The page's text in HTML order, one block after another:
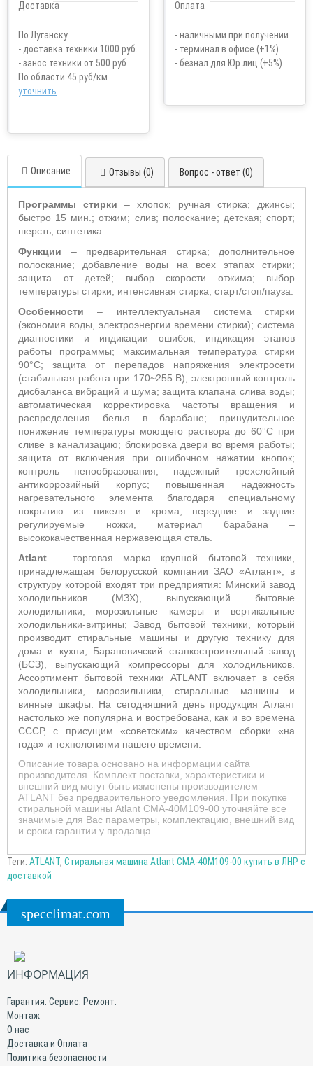
По Луганску
- доставка техники 1000 руб.
- занос техники от 500 руб
По области 45 руб/км
уточнить
- наличными при получении
- терминал в офисе (+1%)
- безнал для Юр.лиц (+5%)
Описание Отзывы (0) Вопрос - ответ (0)
Программы стирки – хлопок; ручная стирка; джинсы;
быстро 15 мин.; отжим; слив; полоскание; детская; спорт;
шерсть; синтетика.
Функции – предварительная стирка; дополнительное
полоскание; добавление воды на всех этапах стирки;
защита от детей; выбор скорости отжима; выбор
температуры стирки; интенсивная стирка; старт/стоп/пауза.
Особенности– интеллектуальная система стирки
(экономия воды, электроэнергии времени стирки); система
диагностики и индикации ошибок; индикация этапов
работы программы; максимальная температура стирки
90°С; защита от перепадов напряжения электросети
(стабильная работа при 170~255 В); электронный контроль
дисбаланса вибраций и шума; защита клапана слива воды;
автоматическая корректировка частоты вращения и
распределения белья в барабане; принудительное
понижение температуры моющего раствора до 60°С при
сливе в канализацию; блокировка двери во время работы;
защита от включения при ошибочном нажатии кнопок;
контроль пенообразования; надежный трехслойный
антикоррозийный корпус; повышенная надежность
нагревательного элемента благодаря специальному
покрытию из никеля и хрома; передние и задние
регулируемые ножки, материал барабана –
высококачественная нержавеющая сталь.
Atlant – торговая марка крупной бытовой техники,
принадлежащая белорусской компании ЗАО «Атлант», в
структуру которой входят три предприятия: Минский завод
холодильников (МЗХ), выпускающий бытовые
холодильники, морозильные камеры и вертикальные
холодильники-витрины; Завод бытовой техники, который
производит стиральные машины и другую технику для
дома и кухни; Барановичский станкостроительный завод
(БСЗ), выпускающий компрессоры для холодильников.
Ассортимент бытовой техники ATLANT включает в себя
холодильники, морозильники, стиральные машины и
винные шкафы. На сегодняшний день продукция Атлант
настолько же популярна и востребована, как и во времена
СССР, с присущим «советским» качеством сборки «на
года» и технологиями нашего времени.
Описание товара основано на информации сайта
производителя. Комплект поставки, характеристики и
внешний вид могут быть изменены производителем
ATLANT без предварительного уведомления. При покупке
стиральной машины Atlant СМА-40М109-00 уточняйте все
значимые для Вас параметры, комплектацию, внешний вид
и сроки гарантии у продавца.
Теги: ATLANT, Стиральная машина Atlant СМА-40М109-00 купить в ЛНР с
доставкой
specclimat.com
ИНФОРМАЦИЯ
Гарантия. Сервис. Ремонт.
Монтаж
О нас
Доставка и Оплата
Политика безопасности